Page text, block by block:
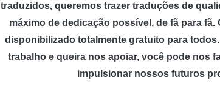
traduzidos, queremos trazer traduções de
máximo de dedicação possível, de fã para fã.
disponibilizado totalmente gratuito para
trabalho e queira nos apoiar, você pode nos
impulsionar nossos futuros